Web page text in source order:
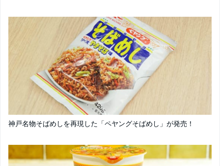
神戸名物そばめしを再現した「ペヤングそばめし」が発売！